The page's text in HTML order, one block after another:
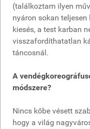
(találkoztam ilyen
nyáron sokan teljesen
kiesés, a test karban
visszafordíthatatlan
táncosnál.
A
módszere?
Nincs kőbe vésett
hogy a világ